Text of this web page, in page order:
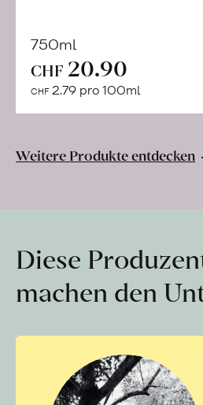
750ml
CHF 20.90
CHF 2.79 pro 100ml
Weitere Produkte entdecken
Diese
machen den